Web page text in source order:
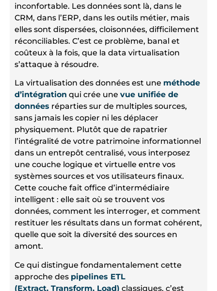
inconfortable. Les données sont là, dans le
CRM, dans l’ERP, dans les outils métier, mais
elles sont dispersées, cloisonnées, difficilement
réconciliables. C’est ce problème, banal et
coûteux à la fois, que la data virtualisation
s’attaque à résoudre.
La virtualisation des données est une méthode
d’intégration qui crée une vue unifiée de
données réparties sur de multiples sources,
sans jamais les copier ni les déplacer
physiquement. Plutôt que de rapatrier
l’intégralité de votre patrimoine informationnel
dans un entrepôt centralisé, vous interposez
une couche logique et virtuelle entre vos
systèmes sources et vos utilisateurs finaux.
Cette couche fait office d’intermédiaire
intelligent : elle sait où se trouvent vos
données, comment les interroger, et comment
restituer les résultats dans un format cohérent,
quelle que soit la diversité des sources en
amont.
Ce qui distingue fondamentalement cette
approche des pipelines ETL
(Extract, Transform, Load) classiques, c’est